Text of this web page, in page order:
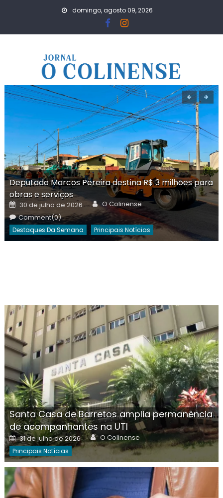
domingo, agosto 09, 2026
Deputado Marcos Pereira destina R$ 3 milhões para
obras e serviços
Posted
on
30 de julho de 2026 Author
O Colinense
Comment(0)
Destaques Da Semana Principais Notícias
Santa Casa de Barretos amplia permanência
de acompanhantes na UTI
Posted
on
31 de julho de 2026 Author
O Colinense
Principais Notícias